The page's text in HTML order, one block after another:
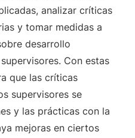
analizar críticas
y tomar medidas a
desarrollo
Con estas
que las críticas
supervisores se
y las prácticas con la
mejoras en ciertos